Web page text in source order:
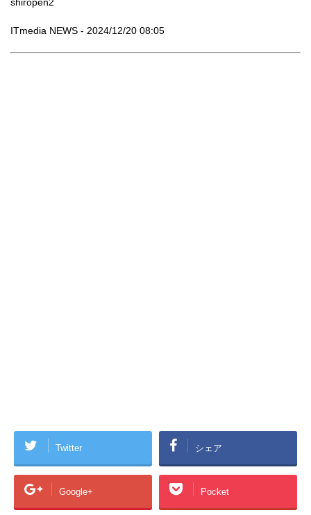
ITmedia NEWS - 2024/12/20 08:05
Twitter シェア
Google+ Pocket